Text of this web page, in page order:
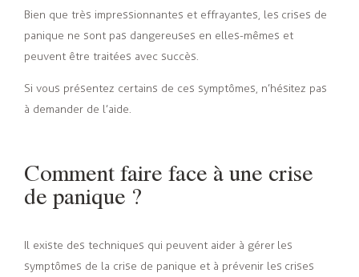
Bien que très impressionnantes et effrayantes, les crises de
panique ne sont pas dangereuses en elles-mêmes et
peuvent être traitées avec succès.
Si vous présentez certains de ces symptômes, n’hésitez pas
à demander de l’aide.
Comment faire face à une crise
de panique ?
Il existe des techniques qui peuvent aider à gérer les
symptômes de la crise de panique et à prévenir les crises